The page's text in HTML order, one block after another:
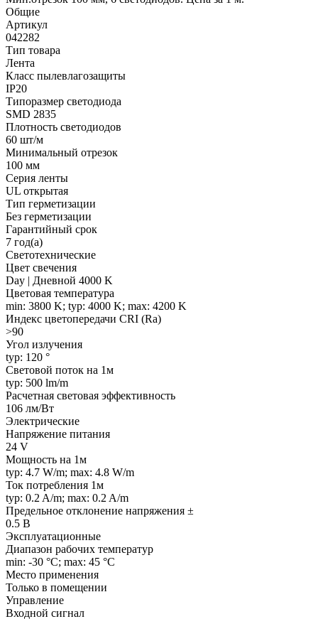
Общие
Артикул
042282
Тип товара
Лента
Класс пылевлагозащиты
IP20
Типоразмер светодиода
SMD 2835
Плотность светодиодов
60 шт/м
Минимальный отрезок
100 мм
Серия ленты
UL открытая
Тип герметизации
Без герметизации
Гарантийный срок
7 год(а)
Светотехнические
Цвет свечения
Day | Дневной 4000 K
Цветовая температура
min: 3800 K; typ: 4000 K; max: 4200 K
Индекс цветопередачи CRI (Ra)
>90
Угол излучения
typ: 120 °
Световой поток на 1м
typ: 500 lm/m
Расчетная световая эффективность
106 лм/Вт
Электрические
Напряжение питания
24 V
Мощность на 1м
typ: 4.7 W/m; max: 4.8 W/m
Ток потребления 1м
typ: 0.2 A/m; max: 0.2 A/m
Предельное отклонение напряжения ±
0.5 В
Эксплуатационные
Диапазон рабочих температур
min: -30 °C; max: 45 °C
Место применения
Только в помещении
Управление
Входной сигнал